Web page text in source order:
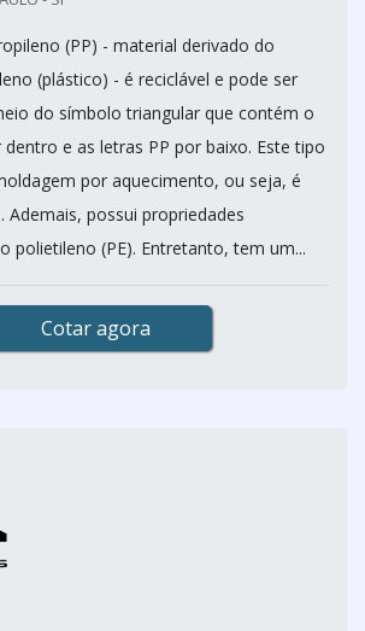
(PP) - material derivado do
(plástico) - é reciclável e pode ser
do símbolo triangular que contém o
e as letras PP por baixo. Este tipo
por aquecimento, ou seja, é
possui propriedades
polietileno (PE). Entretanto, tem um...
Cotar agora